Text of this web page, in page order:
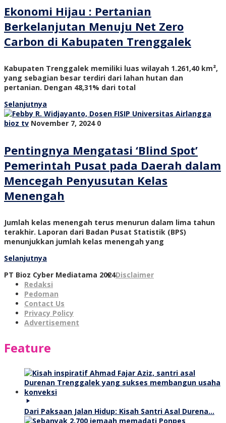
Ekonomi Hijau : Pertanian
Berkelanjutan Menuju Net Zero
Carbon di Kabupaten Trenggalek
Kabupaten Trenggalek memiliki luas wilayah 1.261,40 km²,
yang sebagian besar terdiri dari lahan hutan dan
pertanian. Dengan 48,31% dari total
Selanjutnya
bioz tv November 7, 2024 0
Pentingnya Mengatasi ‘Blind Spot’
Pemerintah Pusat pada Daerah dalam
Mencegah Penyusutan Kelas
Menengah
Jumlah kelas menengah terus menurun dalam lima tahun
terakhir. Laporan dari Badan Pusat Statistik (BPS)
menunjukkan jumlah kelas menengah yang
Selanjutnya
PT Bioz Cyber Mediatama 2024Disclaimer
Redaksi
Pedoman
Contact Us
Privacy Policy
Advertisement
Feature
Dari Paksaan Jalan Hidup: Kisah Santri Asal Durena…